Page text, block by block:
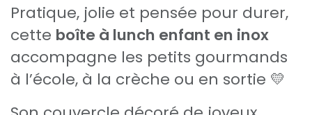
Pratique, jolie et pensée pour durer,
cette boîte à lunch enfant en inox
accompagne les petits gourmands
à l’école, à la crèche ou en sortie 💛